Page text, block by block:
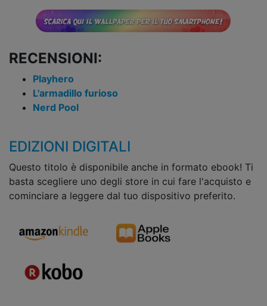
RECENSIONI:
Playhero
L'armadillo furioso
Nerd Pool
EDIZIONI DIGITALI
Questo titolo è disponibile anche in formato ebook! Ti
basta scegliere uno degli store in cui fare l'acquisto e
cominciare a leggere dal tuo dispositivo preferito.